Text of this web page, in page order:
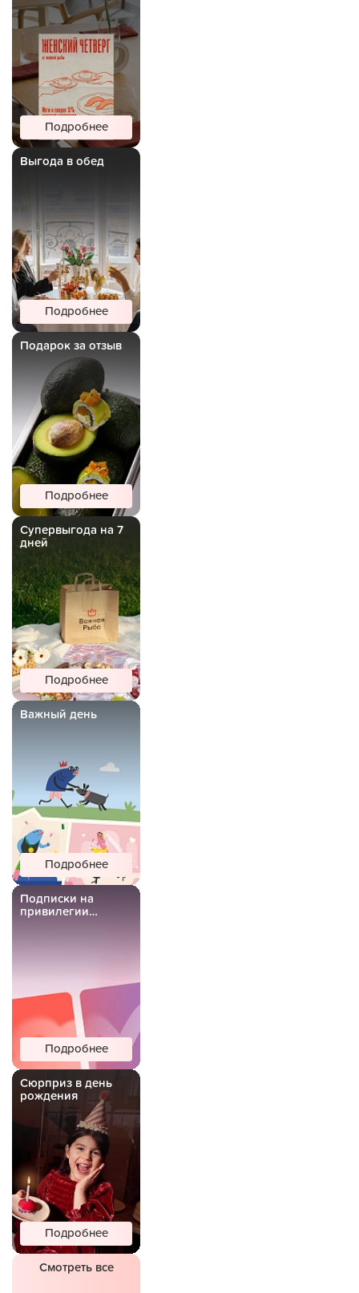
Подробнее
Выгода в обед
Подробнее
Подарок за отзыв
Подробнее
Супервыгода на 7
дней
Подробнее
Важный день
Подробнее
Подписки на
привилегии
Подробнее
Сюрприз в день
рождения
Подробнее
Смотреть все